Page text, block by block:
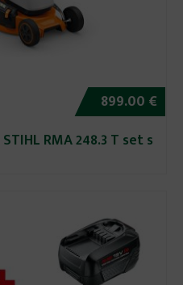
899.00 €
RMA 248.3 T set s